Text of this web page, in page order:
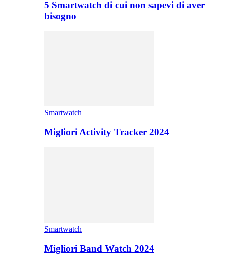
5 Smartwatch di cui non sapevi di aver
bisogno
Smartwatch
Migliori Activity Tracker 2024
Smartwatch
Migliori Band Watch 2024